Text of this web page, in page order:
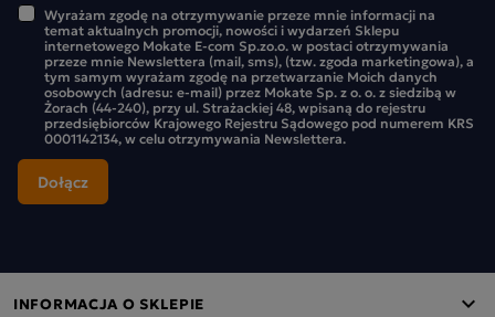
Wyrażam zgodę na otrzymywanie przeze mnie informacji na
temat aktualnych promocji, nowości i wydarzeń Sklepu
internetowego Mokate E-com Sp.zo.o. w postaci otrzymywania
przeze mnie Newslettera (mail, sms), (tzw. zgoda marketingowa), a
tym samym wyrażam zgodę na przetwarzanie Moich danych
osobowych (adresu: e-mail) przez Mokate Sp. z o. o. z siedzibą w
Żorach (44-240), przy ul. Strażackiej 48, wpisaną do rejestru
przedsiębiorców Krajowego Rejestru Sądowego pod numerem KRS
0001142134, w celu otrzymywania Newslettera.
INFORMACJA O SKLEPIE